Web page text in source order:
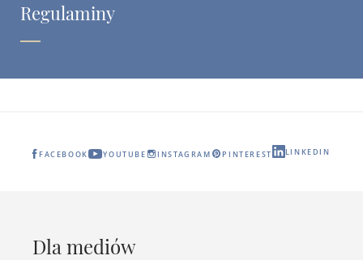
Regulaminy
FACEBOOK YOUTUBE INSTAGRAM PINTEREST LINKEDIN
Dla mediów